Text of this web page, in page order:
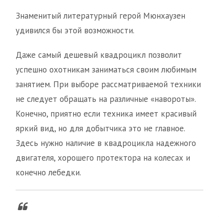
Знаменитый литературный герой Мюнхаузен
удивился бы этой возможности.
Даже самый дешевый квадроцикл позволит
успешно охотникам заниматься своим любимым
занятием. При выборе рассматриваемой техники
не следует обращать на различные «навороты».
Конечно, приятно если техника имеет красивый
яркий вид, но для добытчика это не главное.
Здесь нужно наличие в квадроцикла надежного
двигателя, хорошего протектора на колесах и
конечно лебедки.